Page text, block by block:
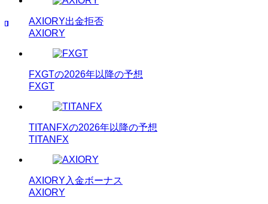
AXIORY出金拒否
AXIORY
FXGTの2026年以降の予想
FXGT
TITANFXの2026年以降の予想
TITANFX
AXIORY入金ボーナス
AXIORY